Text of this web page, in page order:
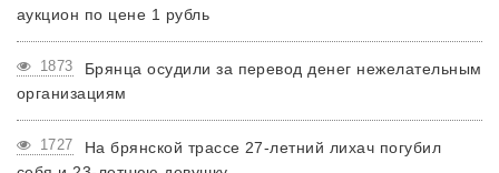
аукцион по цене 1 рубль
1873
Брянца осудили за перевод денег нежелательным
организациям
1727
На брянской трассе 27-летний лихач погубил